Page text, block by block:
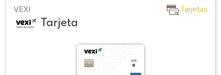
VEXI Tarjetas
Tarjeta